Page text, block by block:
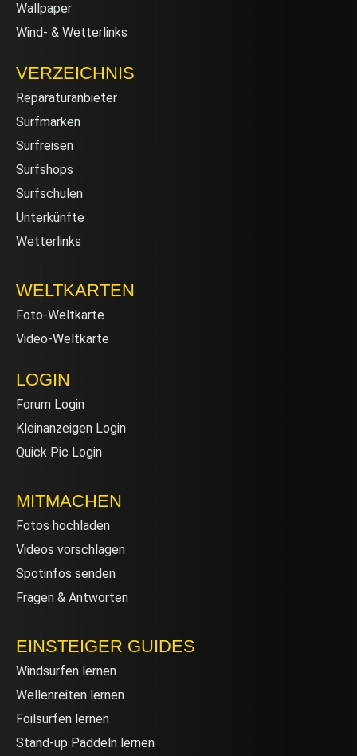
Wallpaper
Wind- & Wetterlinks
VERZEICHNIS
Reparaturanbieter
Surfmarken
Surfreisen
Surfshops
Surfschulen
Unterkünfte
Wetterlinks
WELTKARTEN
Foto-Weltkarte
Video-Weltkarte
LOGIN
Forum Login
Kleinanzeigen Login
Quick Pic Login
MITMACHEN
Fotos hochladen
Videos vorschlagen
Spotinfos senden
Fragen & Antworten
EINSTEIGER GUIDES
Windsurfen lernen
Wellenreiten lernen
Foilsurfen lernen
Stand-up Paddeln lernen